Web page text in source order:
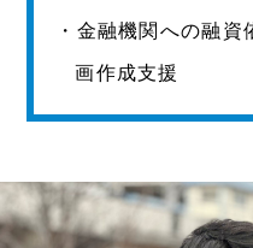
・金融機関への融
画作成支援